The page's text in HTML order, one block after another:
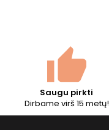
Saugu pirkti
Dirbame virš 15 metų!